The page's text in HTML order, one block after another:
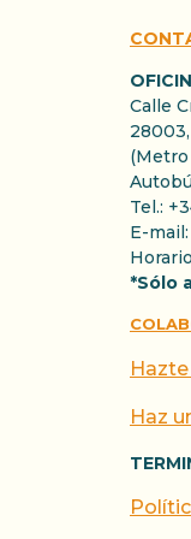
Calle
Tel.:
E-mail:
*Sólo
Haz